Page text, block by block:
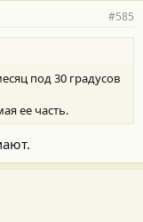
#585
под 30 градусов
ее часть.